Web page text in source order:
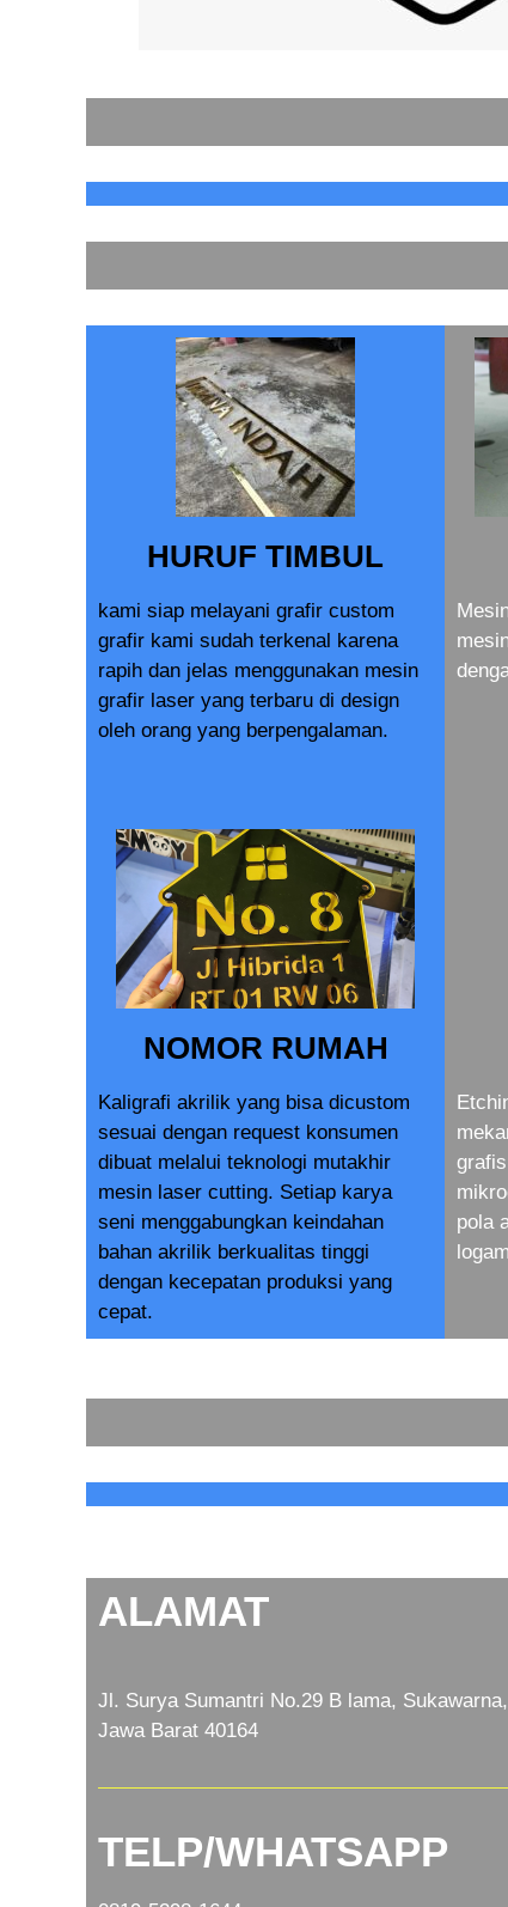
HURUF TIMBUL
kami siap melayani grafir custom
grafir kami sudah terkenal karena
rapih dan jelas menggunakan mesin
grafir laser yang terbaru di design
oleh orang yang berpengalaman.
NOMOR RUMAH
Kaligrafi akrilik yang bisa dicustom
sesuai dengan request konsumen
dibuat melalui teknologi mutakhir
mesin laser cutting. Setiap karya
seni menggabungkan keindahan
bahan akrilik berkualitas tinggi
dengan kecepatan produksi yang
cepat.
pola
ALAMAT
Jl. Surya Sumantri No.29 B lama,
Jawa Barat 40164
TELP/WHATSAPP